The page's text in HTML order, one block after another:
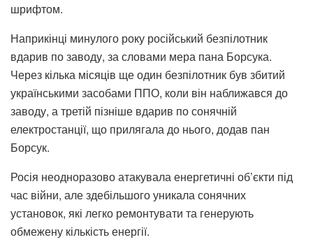
шрифтом.
Наприкінці минулого року російський безпілотник
вдарив по заводу, за словами мера пана Борсука.
Через кілька місяців ще один безпілотник був збитий
українськими засобами ППО, коли він наближався до
заводу, а третій пізніше вдарив по сонячній
електростанції, що прилягала до нього, додав пан
Борсук.
Росія неодноразово атакувала енергетичні об’єкти під
час війни, але здебільшого уникала сонячних
установок, які легко ремонтувати та генерують
обмежену кількість енергії.